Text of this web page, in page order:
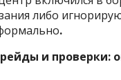
либо
.
и проверки: